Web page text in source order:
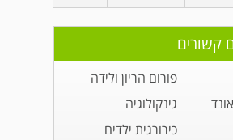
קשורים
פורום הריון ולידה
גינקולוגיה
כירורגית ילדים